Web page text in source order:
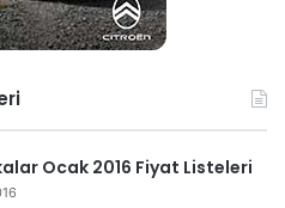
Ocak 2016 Fiyat Listeleri